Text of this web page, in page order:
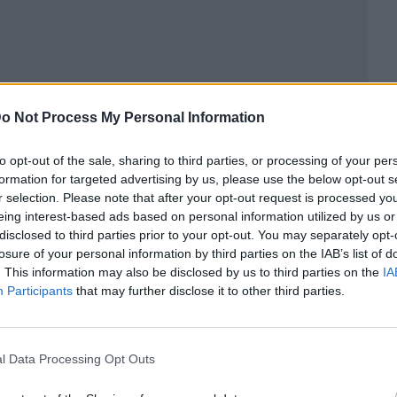
Not Process My Personal Information
opt-out of the sale, sharing to third parties, or processing of your
for targeted advertising by us, please use the below opt-out
selection. Please note that after your opt-out request is processed
interest-based ads based on personal information utilized by us
to third parties prior to your opt-out. You may separately
of your personal information by third parties on the IAB’s list of
This information may also be disclosed by us to third parties on the
Participants that may further disclose it to other third parties.
Data Processing Opt Outs
Unidos, más del 63 % tiene raíces
de personas, incluyendo a aquellos
origen mexicano. La cifra se desprende de la